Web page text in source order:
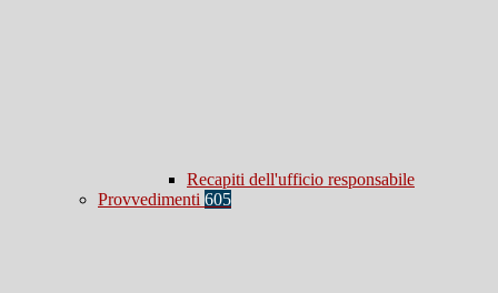
Recapiti dell'ufficio responsabile
Provvedimenti 605